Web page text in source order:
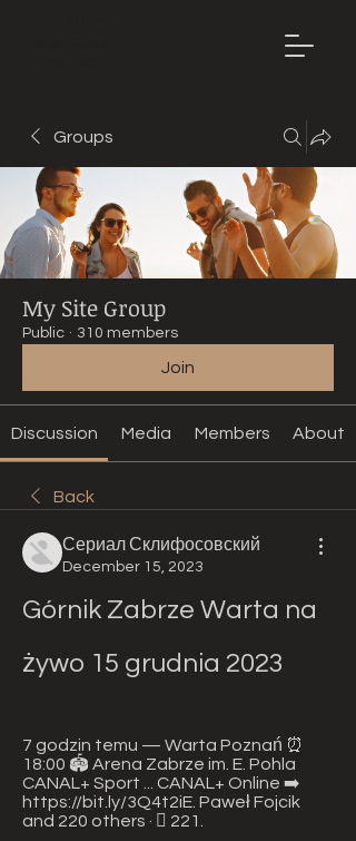
Groups
My Site Group
Public · 310 members
Join
Discussion Media Members About
Back
Сериал Склифосовский
December 15, 2023
Górnik Zabrze Warta na
żywo 15 grudnia 2023
7 godzin temu — Warta Poznań ⏰
18:00 🏟️ Arena Zabrze im. E. Pohla
CANAL+ Sport ... CANAL+ Online ➡️
https://bit.ly/3Q4t2iE. Paweł Fojcik
and 220 others · 󰤥 221.